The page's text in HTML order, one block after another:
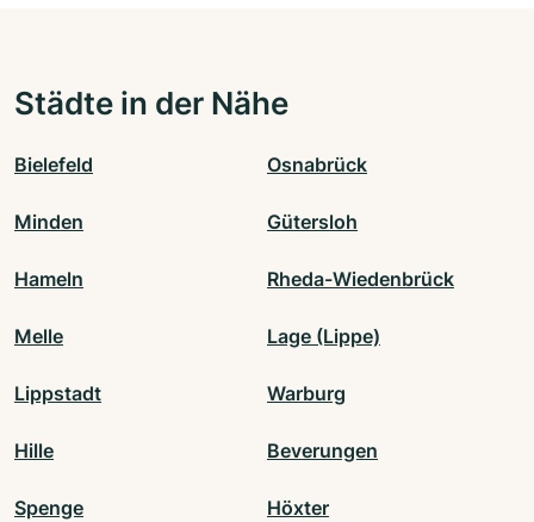
Städte in der Nähe
Bielefeld Osnabrück
Minden Gütersloh
Hameln Rheda-Wiedenbrück
Melle Lage (Lippe)
Lippstadt Warburg
Hille Beverungen
Spenge Höxter